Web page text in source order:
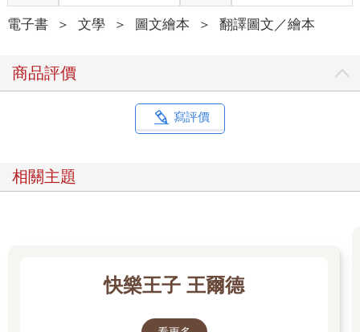
電子書 ＞ 文學 ＞ 圖文繪本 ＞ 翻譯圖文／繪本
商品評價
寫評價
相關主題
快樂王子 王爾德